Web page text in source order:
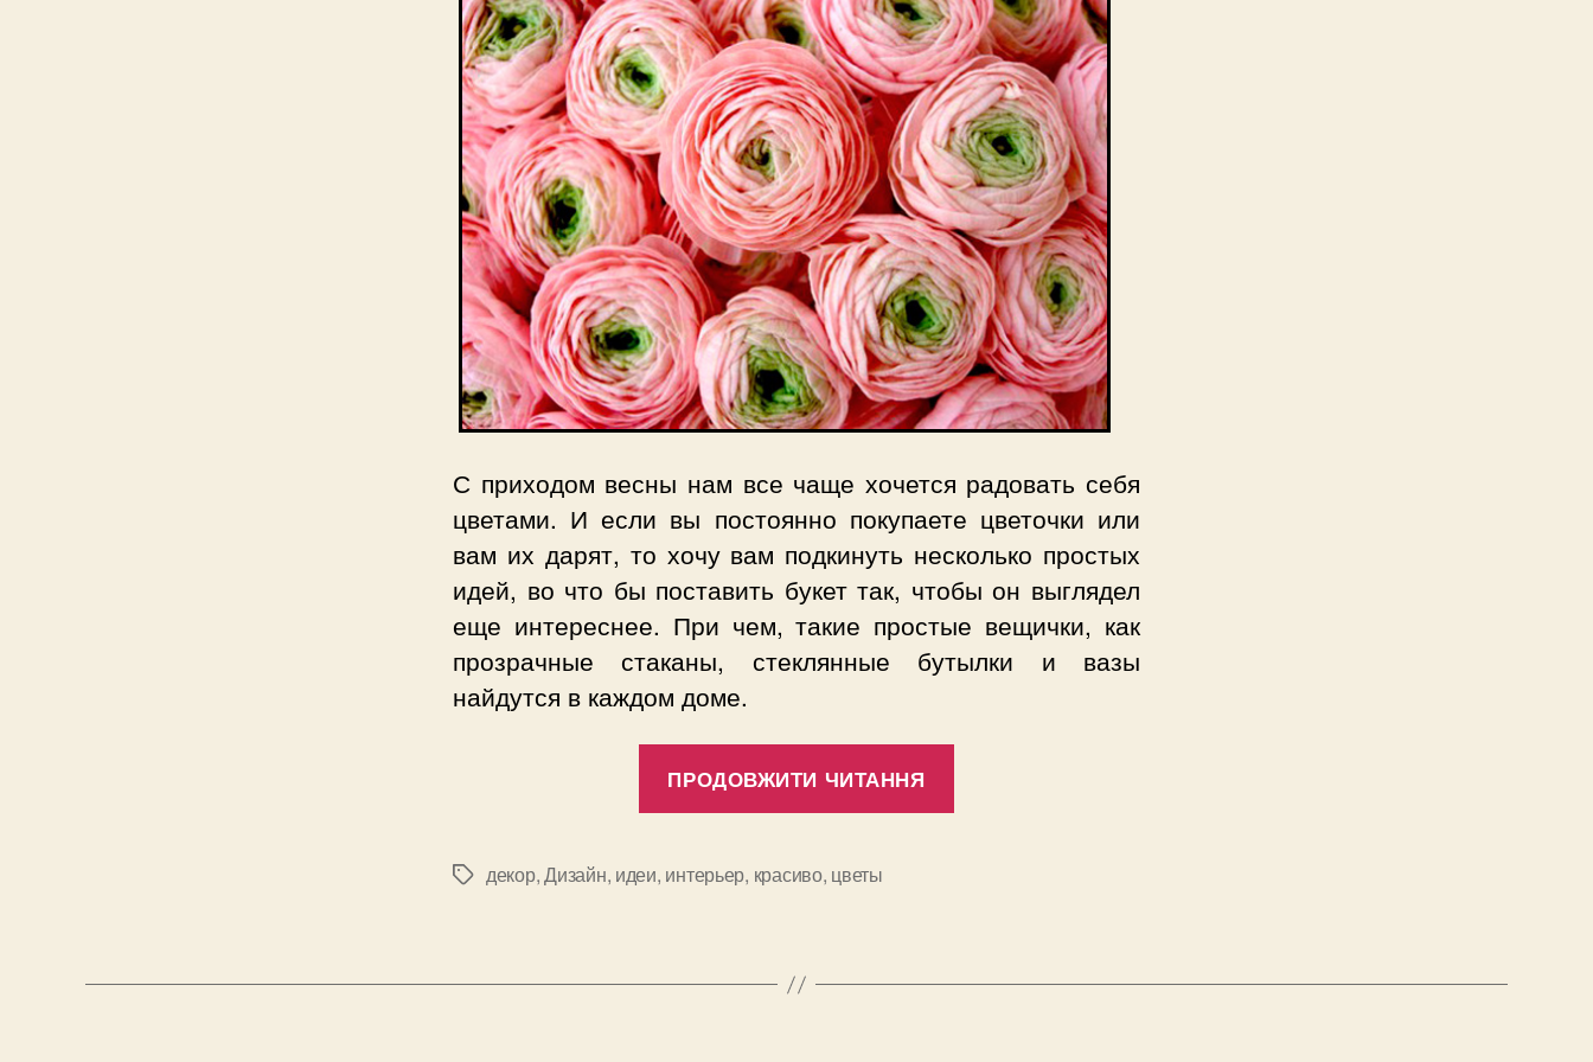
С приходом весны нам все чаще хочется радовать себя
цветами. И если вы постоянно покупаете цветочки или
вам их дарят, то хочу вам подкинуть несколько простых
идей, во что бы поставить букет так, чтобы он выглядел
еще интереснее. При чем, такие простые вещички, как
прозрачные стаканы, стеклянные бутылки и вазы
найдутся в каждом доме.
ПРОДОВЖИТИ ЧИТАННЯ
Позначки
декор,Дизайн, идеи, интерьер, красиво, цветы